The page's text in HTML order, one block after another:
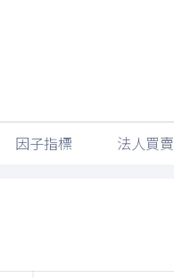
因子指標 法人買賣